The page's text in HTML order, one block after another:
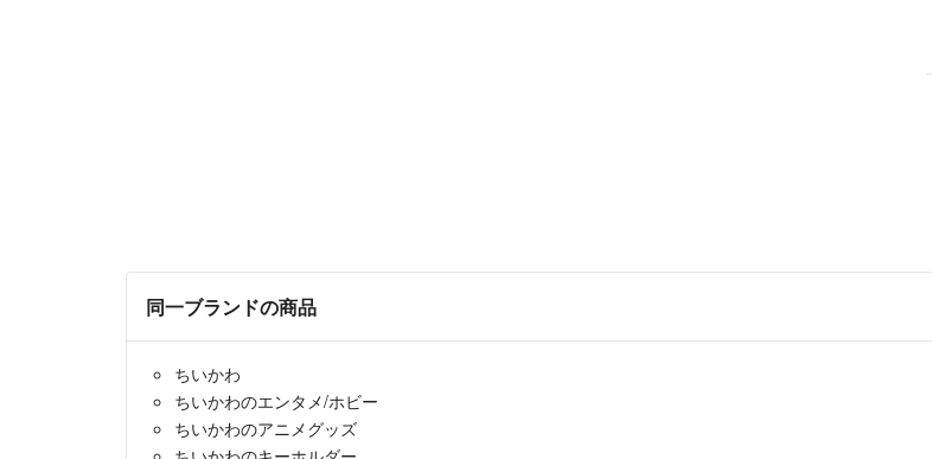
同一ブランドの商品
ちいかわ
ちいかわのエンタメ/ホビー
ちいかわのアニメグッズ